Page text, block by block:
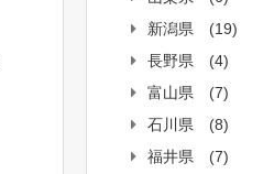
新潟県
(19)
長野県
(4)
富山県
(7)
石川県
(8)
福井県
(7)